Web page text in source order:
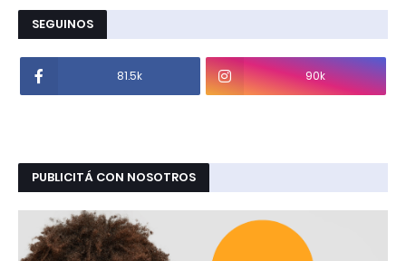
SEGUINOS
81.5k 90k
PUBLICITÁ CON NOSOTROS